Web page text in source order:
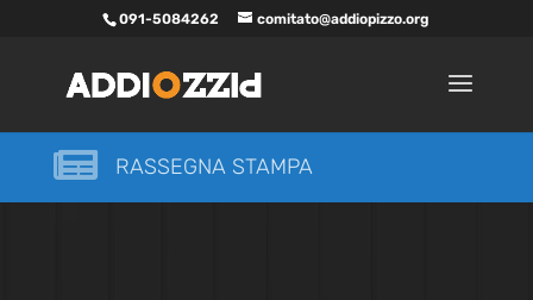
091-5084262 comitato@addiopizzo.org
 RASSEGNA STAMPA